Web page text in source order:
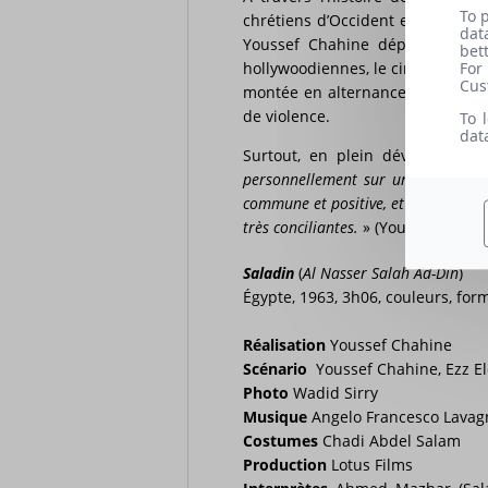
chrétiens d’Occident et
Youssef Chahine déploie tous
hollywoodiennes, le cinéaste
montée en alternance avec
de violence.
Surtout, en plein
personnellement sur un certain
commune et positive, et surtout le
très conciliantes. » (Youssef
Saladin (Al Nasser Salah Ad-Din)
Égypte, 1963, 3h06, couleurs,
Réalisation Youssef Chahine
Scénario Youssef Chahine, Ezz
Photo Wadid Sirry
Musique Angelo Francesco
Costumes Chadi Abdel Salam
Production Lotus Films
To
To